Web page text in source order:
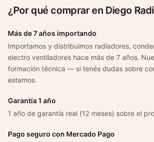
¿Por qué comprar en Diego
Más de 7 años importando
Importamos y distribuimos radiadores,
electro ventiladores hace más de 7 años.
formación técnica — si tenés dudas sobre
estamos.
Garantía 1 año
1 año de garantía real (12 meses) sobre el
Pago seguro con Mercado Pago